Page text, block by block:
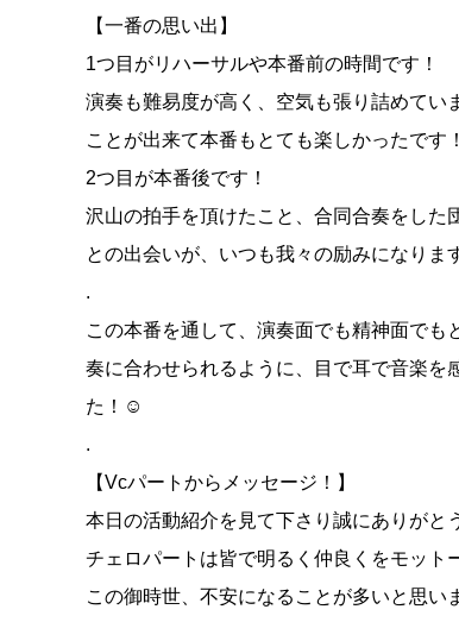
【一番の思い出】
1つ目がリハーサルや本番前の時間です！
演奏も難易度が高く、空気も張り詰めてい
ことが出来て本番もとても楽しかったです！
2つ目が本番後です！
沢山の拍手を頂けたこと、合同合奏をした
との出会いが、いつも我々の励みになりま
.
この本番を通して、演奏面でも精神面で
奏に合わせられるように、目で耳で音楽を
た！☺️
.
【Vcパートからメッセージ！】
本日の活動紹介を見て下さり誠にありがと
チェロパートは皆で明るく仲良くをモット
この御時世、不安になることが多いと思